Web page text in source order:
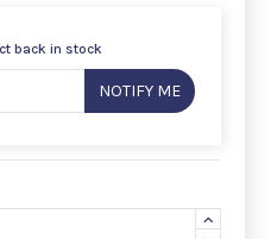
back in stock
NOTIFY ME